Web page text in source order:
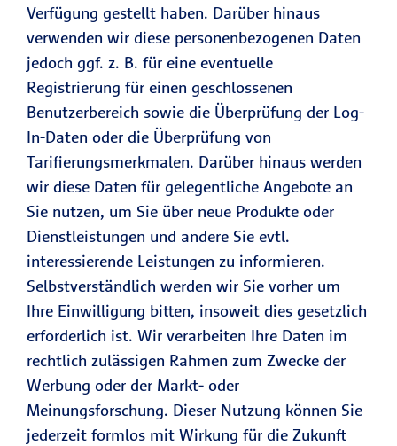
Verfügung gestellt haben. Darüber hinaus
verwenden wir diese personenbezogenen Daten
jedoch ggf. z. B. für eine eventuelle
Registrierung für einen geschlossenen
Benutzerbereich sowie die Überprüfung der Log-
In-Daten oder die Überprüfung von
Tarifierungsmerkmalen. Darüber hinaus werden
wir diese Daten für gelegentliche Angebote an
Sie nutzen, um Sie über neue Produkte oder
Dienstleistungen und andere Sie evtl.
interessierende Leistungen zu informieren.
Selbstverständlich werden wir Sie vorher um
Ihre Einwilligung bitten, insoweit dies gesetzlich
erforderlich ist. Wir verarbeiten Ihre Daten im
rechtlich zulässigen Rahmen zum Zwecke der
Werbung oder der Markt- oder
Meinungsforschung. Dieser Nutzung können Sie
jederzeit formlos mit Wirkung für die Zukunft